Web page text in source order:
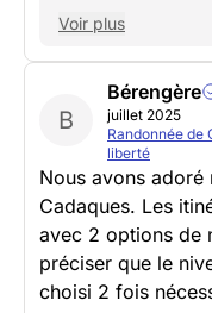
Voir plus
B
Bérengère
juillet 2025
Randonnée de
liberté
Nous avons
Cadaques. Les
avec 2 options de
préciser que le
choisi 2 fois